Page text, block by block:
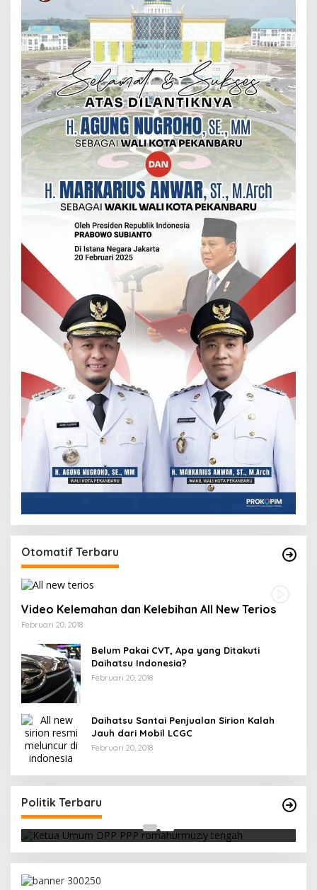
Otomatif Terbaru
Video Kelemahan dan Kelebihan All New Terios
Februari 20, 2018
Belum Pakai CVT, Apa yang Ditakuti
Daihatsu Indonesia?
Februari 20, 2018
Daihatsu Santai Penjualan Sirion Kalah
Jauh dari Mobil LCGC
Februari 20, 2018
Politik Terbaru
Yasin